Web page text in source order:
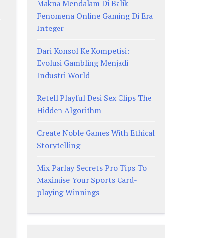
Makna Mendalam Di Balik
Fenomena Online Gaming Di Era
Integer
Dari Konsol Ke Kompetisi:
Evolusi Gambling Menjadi
Industri World
Retell Playful Desi Sex Clips The
Hidden Algorithm
Create Noble Games With Ethical
Storytelling
Mix Parlay Secrets Pro Tips To
Maximise Your Sports Card-
playing Winnings